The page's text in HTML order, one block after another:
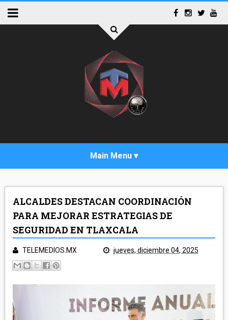
POLICÍA Y NOTA ROJA
SALUD
EDUCACIÓN
ECONOMÍA
TLAXCALA
JUDICIAL
MUNICIPIOS
ALCALDES DESTACAN COORDINACIÓN
PARA MEJORAR ESTRATEGIAS DE
SEGURIDAD EN TLAXCALA
TELEMEDIOS.MX jueves, diciembre 04, 2025